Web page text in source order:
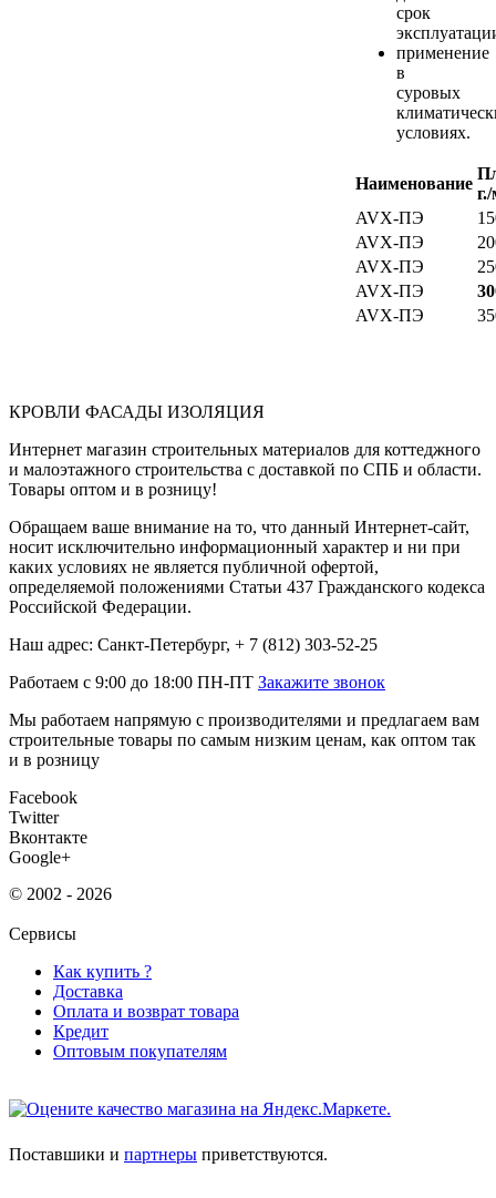
срок
применение
в
суровых
условиях.
Наименование
AVX-ПЭ
AVX-ПЭ
AVX-ПЭ
AVX-ПЭ
AVX-ПЭ
КРОВЛИ ФАСАДЫ ИЗОЛЯЦИЯ
Интернет магазин строительных материалов для коттеджного
и малоэтажного строительства с доставкой по СПБ и области.
Товары оптом и в розницу!
Обращаем ваше внимание на то, что данный Интернет-сайт,
носит исключительно информационный характер и ни при
каких условиях не является публичной офертой,
определяемой положениями Статьи 437 Гражданского кодекса
Российской Федерации.
Наш адрес: Санкт-Петербург, + 7 (812) 303-52-25
Работаем с 9:00 до 18:00 ПН-ПТ Закажите звонок
Мы работаем напрямую с производителями и предлагаем вам
строительные товары по самым низким ценам, как оптом так
и в розницу
Facebook
Twitter
Вконтакте
Google+
© 2002 - 2026
Сервисы
Как купить ?
Доставка
Оплата и возврат товара
Кредит
Оптовым покупателям
Поставшики и партнеры приветствуются.